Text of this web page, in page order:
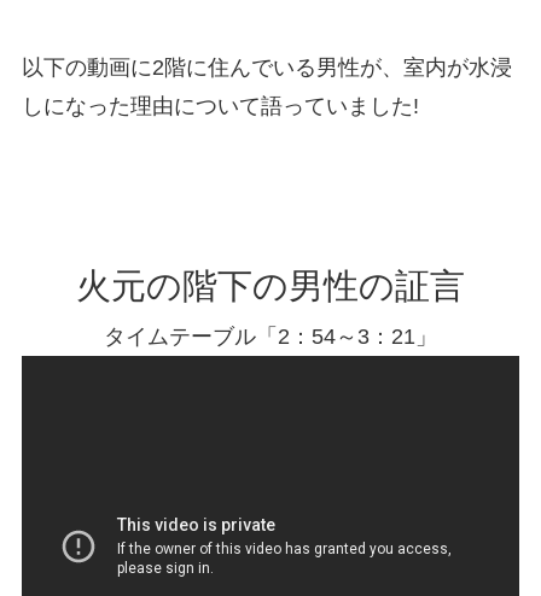
以下の動画に2階に住んでいる男性が、室内が水浸
しになった理由について語っていました!
火元の階下の男性の証言
タイムテーブル「2：54～3：21」